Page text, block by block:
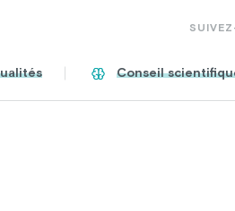
Conseil